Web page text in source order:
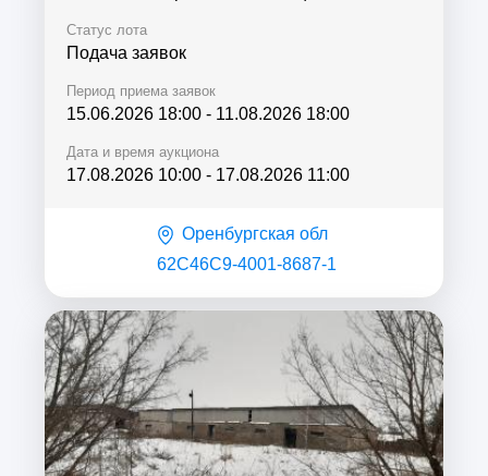
Статус лота
Подача заявок
Период приема заявок
15.06.2026 18:00 - 11.08.2026 18:00
Дата и время аукциона
17.08.2026 10:00 - 17.08.2026 11:00
Оренбургская обл
62C46C9-4001-8687-1